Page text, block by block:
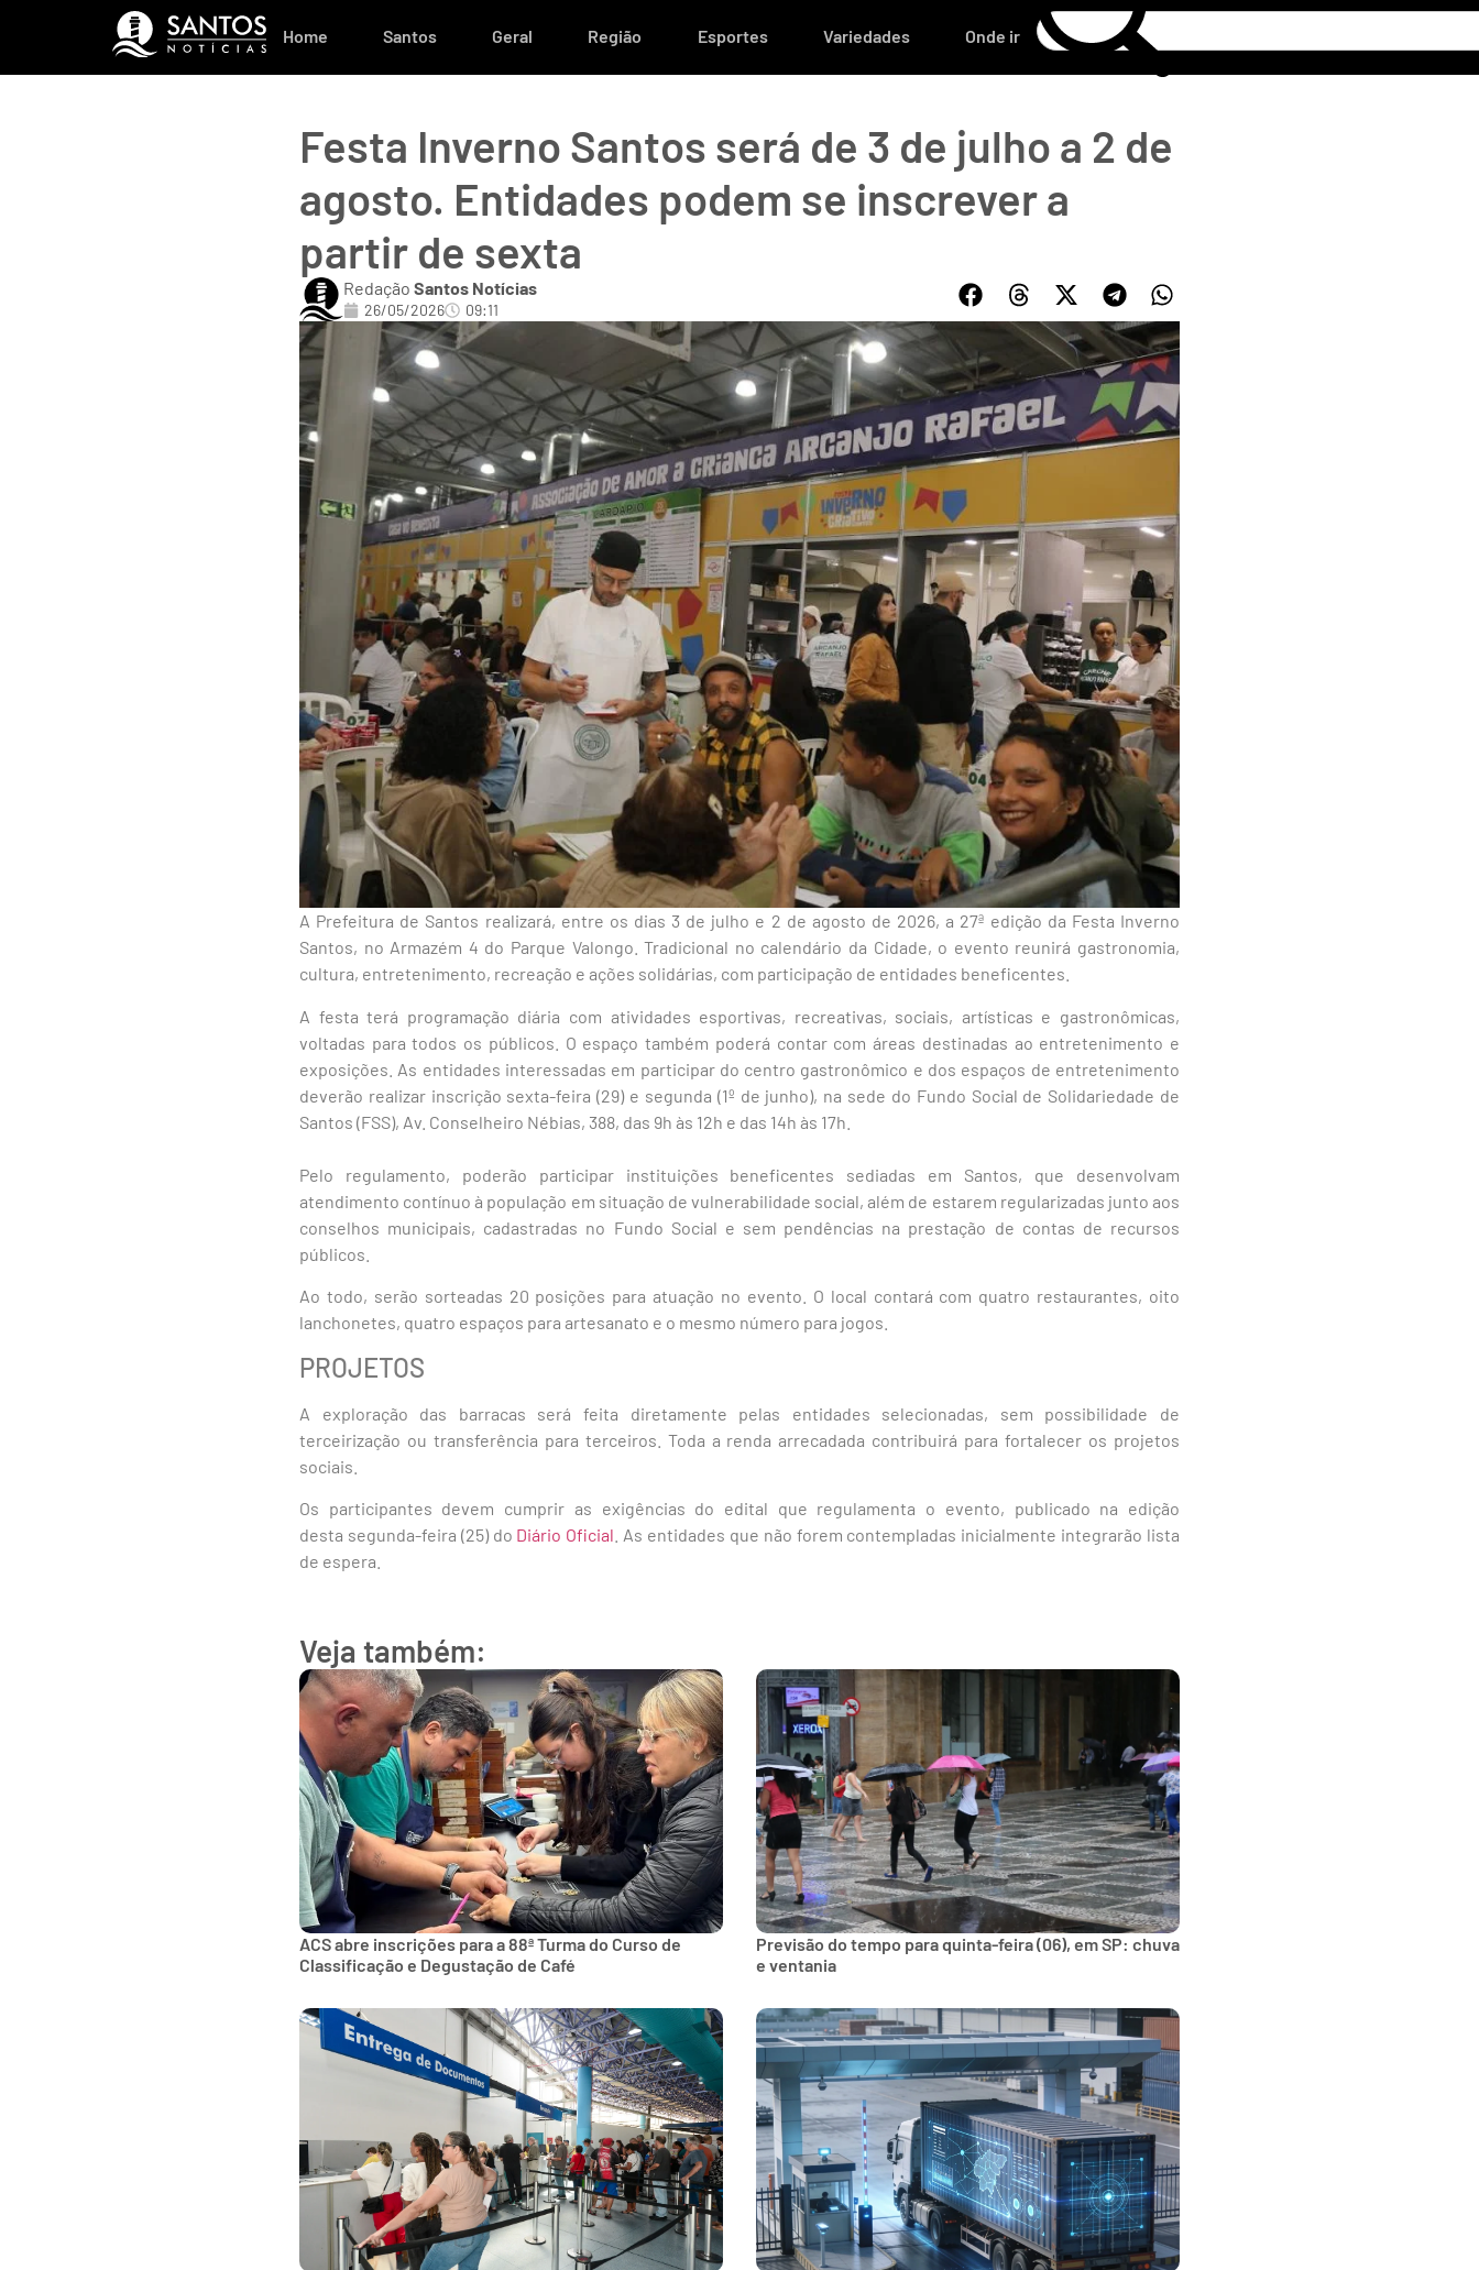
Home Santos Geral Região Esportes Variedades Onde ir
Festa Inverno Santos será de 3 de julho a 2 de
agosto. Entidades podem se inscrever a
partir de sexta
Redação Santos Notícias
26/05/2026 09:11
A Prefeitura de Santos realizará, entre os dias 3 de julho e 2 de agosto de 2026, a 27ª edição da Festa Inverno
Santos, no Armazém 4 do Parque Valongo. Tradicional no calendário da Cidade, o evento reunirá gastronomia,
cultura, entretenimento, recreação e ações solidárias, com participação de entidades beneficentes.
A festa terá programação diária com atividades esportivas, recreativas, sociais, artísticas e gastronômicas,
voltadas para todos os públicos. O espaço também poderá contar com áreas destinadas ao entretenimento e
exposições. As entidades interessadas em participar do centro gastronômico e dos espaços de entretenimento
deverão realizar inscrição sexta-feira (29) e segunda (1º de junho), na sede do Fundo Social de Solidariedade de
Santos (FSS), Av. Conselheiro Nébias, 388, das 9h às 12h e das 14h às 17h.
Pelo regulamento, poderão participar instituições beneficentes sediadas em Santos, que desenvolvam
atendimento contínuo à população em situação de vulnerabilidade social, além de estarem regularizadas junto aos
conselhos municipais, cadastradas no Fundo Social e sem pendências na prestação de contas de recursos
públicos.
Ao todo, serão sorteadas 20 posições para atuação no evento. O local contará com quatro restaurantes, oito
lanchonetes, quatro espaços para artesanato e o mesmo número para jogos.
PROJETOS
A exploração das barracas será feita diretamente pelas entidades selecionadas, sem possibilidade de
terceirização ou transferência para terceiros. Toda a renda arrecadada contribuirá para fortalecer os projetos
sociais.
Os participantes devem cumprir as exigências do edital que regulamenta o evento, publicado na edição
desta segunda-feira (25) do Diário Oficial . As entidades que não forem contempladas inicialmente integrarão lista
de espera.
Veja também:
ACS abre inscrições para a 88ª Turma do Curso de
Classificação e Degustação de Café
Previsão do tempo para quinta-feira (06), em SP: chuva
e ventania